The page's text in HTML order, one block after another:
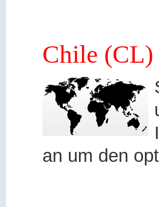
Chile (CL)
an um den